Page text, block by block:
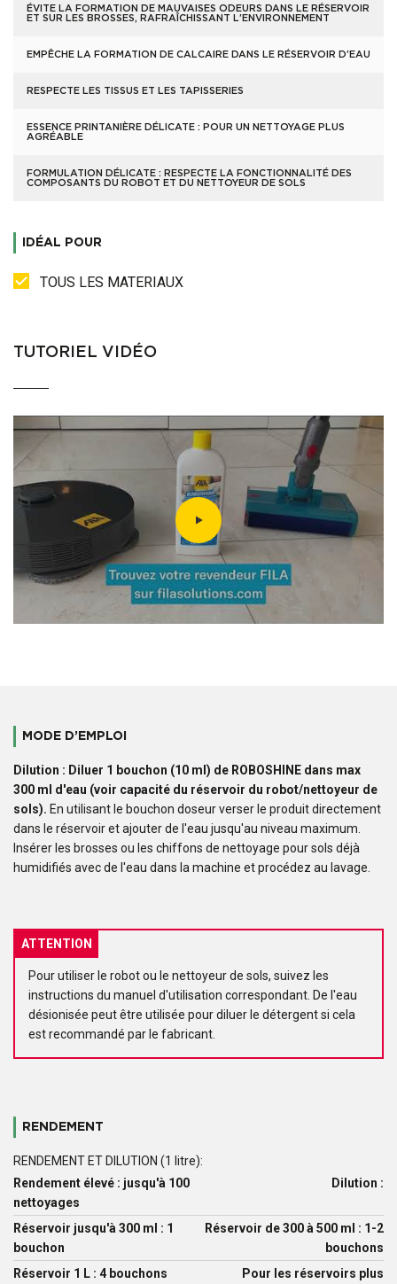
ÉVITE LA FORMATION DE MAUVAISES ODEURS DANS LE RÉSERVOIR
ET SUR LES BROSSES, RAFRAÎCHISSANT L'ENVIRONNEMENT
EMPÊCHE LA FORMATION DE CALCAIRE DANS LE RÉSERVOIR D'EAU
RESPECTE LES TISSUS ET LES TAPISSERIES
ESSENCE PRINTANIÈRE DÉLICATE : POUR UN NETTOYAGE PLUS
AGRÉABLE
FORMULATION DÉLICATE : RESPECTE LA FONCTIONNALITÉ DES
COMPOSANTS DU ROBOT ET DU NETTOYEUR DE SOLS
IDÉAL POUR
TOUS LES MATERIAUX
TUTORIEL VIDÉO
MODE D’EMPLOI
Dilution : Diluer 1 bouchon (10 ml) de ROBOSHINE dans max
300 ml d'eau (voir capacité du réservoir du robot/nettoyeur de
sols). En utilisant le bouchon doseur verser le produit directement
dans le réservoir et ajouter de l'eau jusqu'au niveau maximum.
Insérer les brosses ou les chiffons de nettoyage pour sols déjà
humidifiés avec de l'eau dans la machine et procédez au lavage.
ATTENTION
Pour utiliser le robot ou le nettoyeur de sols, suivez les
instructions du manuel d'utilisation correspondant. De l'eau
désionisée peut être utilisée pour diluer le détergent si cela
est recommandé par le fabricant.
RENDEMENT
RENDEMENT ET DILUTION (1 litre):
Rendement élevé : jusqu'à 100
nettoyages
Dilution :
Réservoir jusqu'à 300 ml : 1
bouchon
Réservoir de 300 à 500 ml : 1-2
bouchons
Réservoir 1 L : 4 bouchons
Pour les réservoirs plus